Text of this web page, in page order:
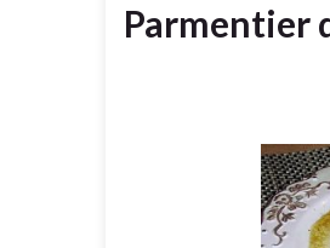
Parmentier